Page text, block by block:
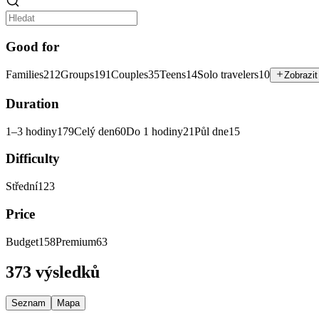
Good for
Families212Groups191Couples35Teens14Solo travelers10
Duration
1–3 hodiny179Celý den60Do 1 hodiny21Půl dne15
Difficulty
Střední123
Price
Budget158Premium63
373 výsledků
Seznam Mapa